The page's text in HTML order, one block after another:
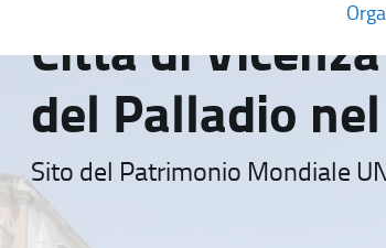
Città di
del Palladio
Sito del Patrimonio Mondiale